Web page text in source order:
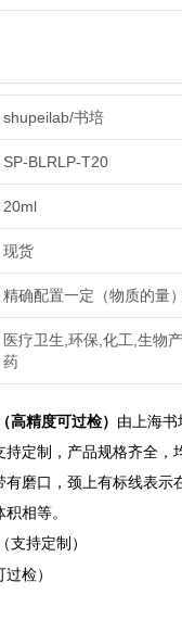
shupeilab/书培
SP-BLRLP-T20
20ml
现货
精确配置一定（物质的量
医疗卫生,环保,化工,生物
药
高精度可过检） 由上海书
持定制，产品规格齐全，
磨口，颈上有标线表示
相等。
支持定制）
检）